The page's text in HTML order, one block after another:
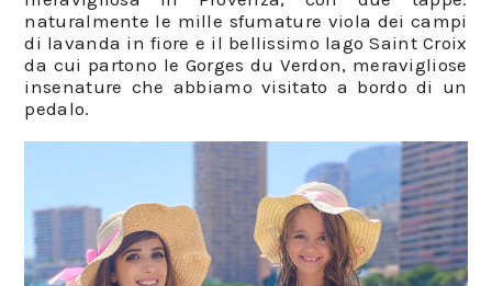
naturalmente le mille sfumature viola dei campi
di lavanda in fiore e il bellissimo lago Saint Croix
da cui partono le Gorges du Verdon, meravigliose
insenature che abbiamo visitato a bordo di un
pedalo.